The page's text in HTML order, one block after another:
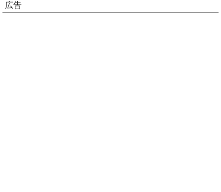
広告